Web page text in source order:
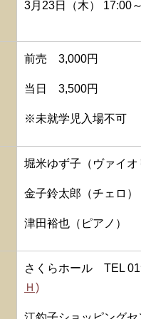
3月23日（木） 17:00
前売 3,000円
当日 3,500円
※未就学児入場不可
堀米ゆず子（ヴァイオ
金子鈴太郎（チェロ）
津田裕也（ピアノ）
さくらホール TEL
Ｈ)